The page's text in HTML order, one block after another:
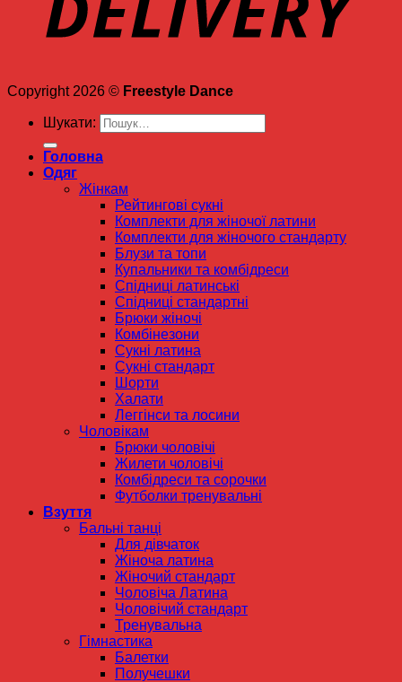
Copyright 2026 © Freestyle Dance
Шукати:
Головна
Одяг
Жінкам
Рейтингові сукні
Комплекти для жіночої латини
Комплекти для жіночого стандарту
Блузи та топи
Купальники та комбідреси
Спідниці латинські
Спідниці стандартні
Брюки жіночі
Комбінезони
Сукні латина
Сукні стандарт
Шорти
Халати
Леггінси та лосини
Чоловікам
Брюки чоловічі
Жилети чоловічі
Комбідреси та сорочки
Футболки тренувальні
Взуття
Бальні танці
Для дівчаток
Жіноча латина
Жіночий стандарт
Чоловіча Латина
Чоловічий стандарт
Тренувальна
Гімнастика
Балетки
Получешки